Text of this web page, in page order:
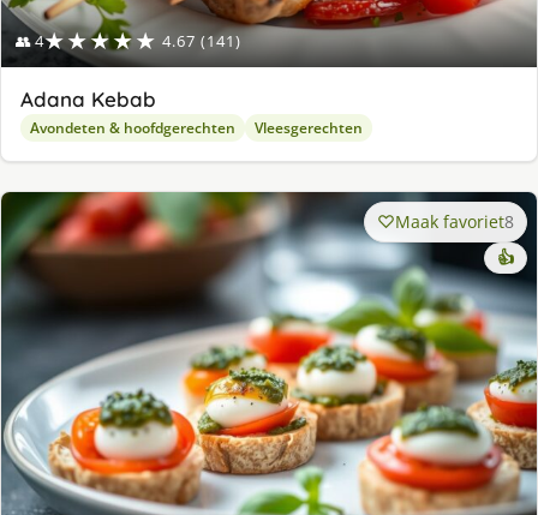
👥 4★★★★★ 4.67 (141)
Adana Kebab
Avondeten & hoofdgerechten Vleesgerechten
Maak favoriet8
👍